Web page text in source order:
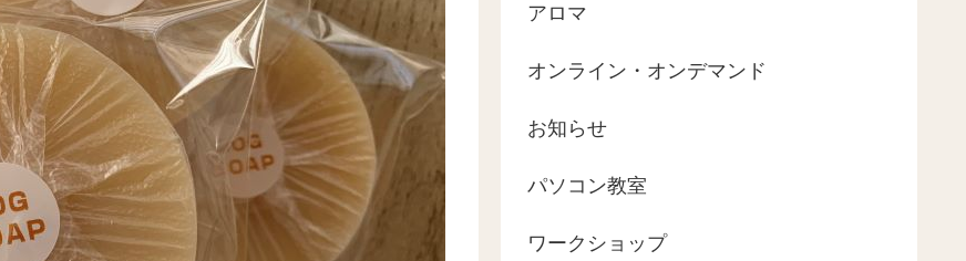
アロマ
オンライン・オンデマンド
お知らせ
パソコン教室
ワークショップ